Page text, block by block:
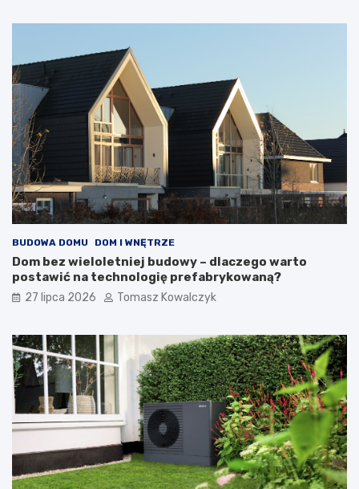
BUDOWA DOMU DOM I WNĘTRZE
Dom bez wieloletniej budowy – dlaczego warto
postawić na technologię prefabrykowaną?
27 lipca 2026 Tomasz Kowalczyk